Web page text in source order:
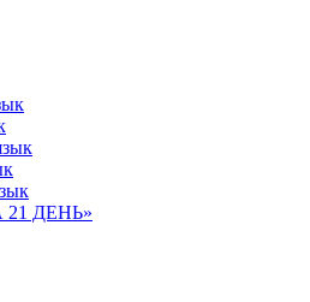
ДЕНЬ»